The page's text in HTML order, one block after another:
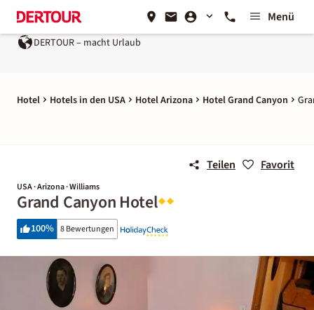
Menü
DERTOUR – macht Urlaub
Hotel Hotels in den USA Hotel Arizona Hotel Grand Canyon
Teilen Favorit
USA · Arizona · Williams
Grand Canyon Hotel
100% 8 Bewertungen